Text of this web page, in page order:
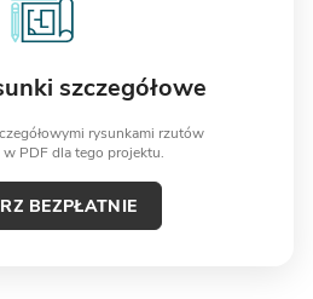
szczegółowe
rysunkami rzutów
PDF dla tego projektu.
BEZPŁATNIE